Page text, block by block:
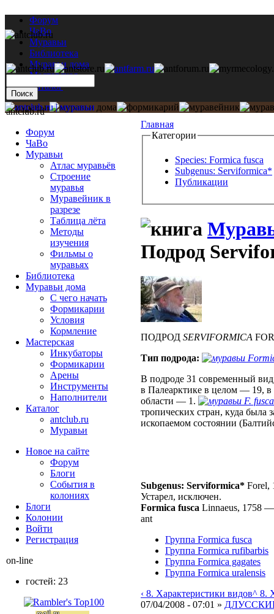
Форум
ЧаВо
Муравьи
Библиотека
Муравьи дома
Мастерская
Каталог
Главная
Категории
Species: Formica fusca
Subgenus: Serviformica*
Публикации
Подрод
ПОДРОД SERVIFORMICA
Тип подрода:
В подроде 31 современный
в Палеарктике в целом — 19,
области — 1.
F. fusca
тропических стран, куда была
ископаемом состоянии
Subgenus: Serviformica* Forel,
Устарел, исключен.
Formica fusca Linnaeus, 1758
ant
Группа Formica fusca
Группа Formica rufibarbis
Группа Formica gagates
Группа Formica uralensis
‹ 8. Характеристики видов^ 8.
07/04/2008 - 07:01 »
antclub.ru
Форум
ЧаВо
Муравьи
Атлас муравьёв
Строение
муравья
Муравейник в
разрезе
Таблица лёта
Методы
изучения
Фильмы о
муравьях
Библиотека
Муравьи дома
С чего начать
Формикарии
Условия
Кормление
Мастерская
Инкубаторы
Формикарии
Арены
Инструменты
Наполнители
Каталог
antclub.ru
Муравьи
Новое на сайте
Форум
Блоги
События в
колониях
Блоги
Колонии
Войти
Peгиcтpaция
on-line
гостей: 23